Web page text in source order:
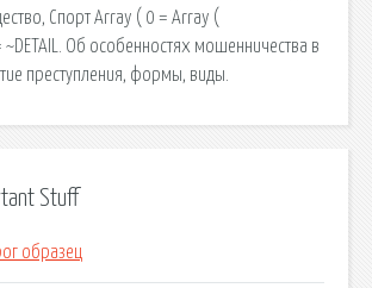
Спорт Array ( 0 = Array (
= ~DETAIL. Об особенностях мошенничества в
преступления, формы, виды.
Stuff
образец